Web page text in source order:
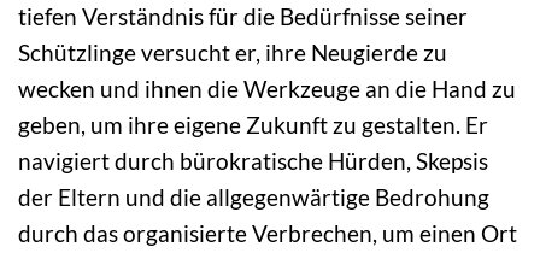
tiefen Verständnis für die Bedürfnisse seiner
Schützlinge versucht er, ihre Neugierde zu
wecken und ihnen die Werkzeuge an die Hand zu
geben, um ihre eigene Zukunft zu gestalten. Er
navigiert durch bürokratische Hürden, Skepsis
der Eltern und die allgegenwärtige Bedrohung
durch das organisierte Verbrechen, um einen Ort